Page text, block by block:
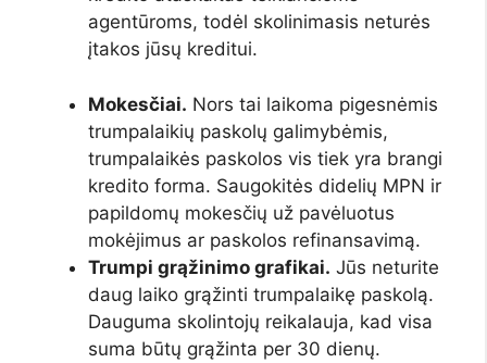
agentūroms, todėl skolinimasis neturės
įtakos jūsų kreditui.
Mokesčiai. Nors tai laikoma pigesnėmis
trumpalaikių paskolų galimybėmis,
trumpalaikės paskolos vis tiek yra brangi
kredito forma. Saugokitės didelių MPN ir
papildomų mokesčių už pavėluotus
mokėjimus ar paskolos refinansavimą.
Trumpi grąžinimo grafikai. Jūs neturite
daug laiko grąžinti trumpalaikę paskolą.
Dauguma skolintojų reikalauja, kad visa
suma būtų grąžinta per 30 dienų.